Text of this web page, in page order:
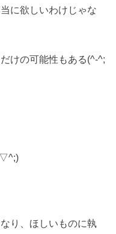
に欲しいわけじゃな
けの可能性もある(^-^;
り、ほしいものに執